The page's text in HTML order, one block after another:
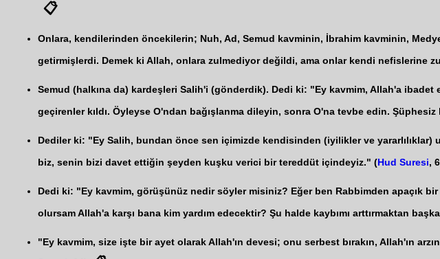
📋
Onlara, kendilerinden öncekilerin; Nuh, Ad, Semud kavminin, İbrahim kavminin,
getirmişlerdi. Demek ki Allah, onlara zulmediyor değildi, ama onlar kendi nefislerine
Semud (halkına da) kardeşleri Salih'i (gönderdik). Dedi ki: "Ey kavmim, Allah'a
geçirenler kıldı. Öyleyse O'ndan bağışlanma dileyin, sonra O'na tevbe edin.
Dediler ki: "Ey Salih, bundan önce sen içimizde kendisinden (iyilikler ve yararlılıklar)
biz, senin bizi davet ettiğin şeyden kuşku verici bir tereddüt içindeyiz." (Hud Suresi,
Dedi ki: "Ey kavmim, görüşünüz nedir söyler misiniz? Eğer ben Rabbimden apaçık
olursam Allah'a karşı bana kim yardım edecektir? Şu halde kaybımı arttırmaktan
"Ey kavmim, size işte bir ayet olarak Allah'ın devesi; onu serbest bırakın, Allah'ın